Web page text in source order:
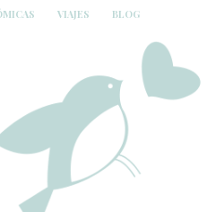
VIAJES BLOG